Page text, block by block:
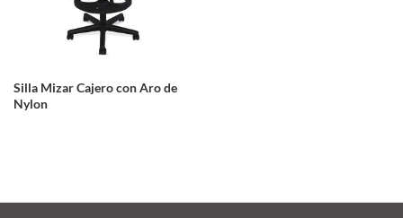
Silla Mizar Cajero con Aro de
Nylon